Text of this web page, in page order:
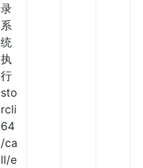
录
系
统
执
行
sto
rcli
64
/ca
ll/e